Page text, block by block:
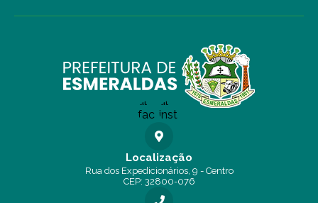
Localização
Rua dos Expedicionários, 9 - Centro
CEP: 32800-076